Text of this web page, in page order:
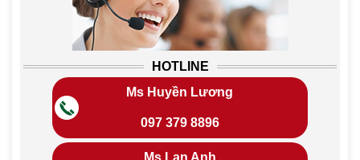
HOTLINE
Ms Huyền Lương
097 379 8896
Ms Lan Anh